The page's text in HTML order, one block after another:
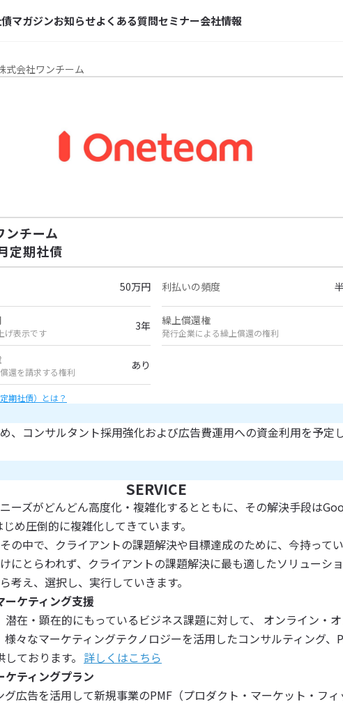
マガジンお知らせよくある質問セミナー会社情報
式会社ワンチーム
ンチーム
定期社債
50万円 利払いの頻度
げ表示です 3年 繰上償還権
発行企業による繰上償還の権利
還を請求する権利 あり
期社債）とは？
、コンサルタント採用強化および広告費運用への資金利用を予定
SERVICE
ーズがどんどん高度化・複雑化するとともに、その解決手段は
め圧倒的に複雑化してきています。
の中で、クライアントの課題解決や目標達成のために、今持って
にとらわれず、クライアントの課題解決に最も適したソリューシ
考え、選択し、実行していきます。
ーケティング支援
潜在・顕在的にもっているビジネス課題に対して、 オンライン・
様々なマーケティングテクノロジーを活用したコンサルティング、
ております。 詳しくはこちら
ケティングプラン
グ広告を活用して新規事業のPMF（プロダクト・マーケット・フィ